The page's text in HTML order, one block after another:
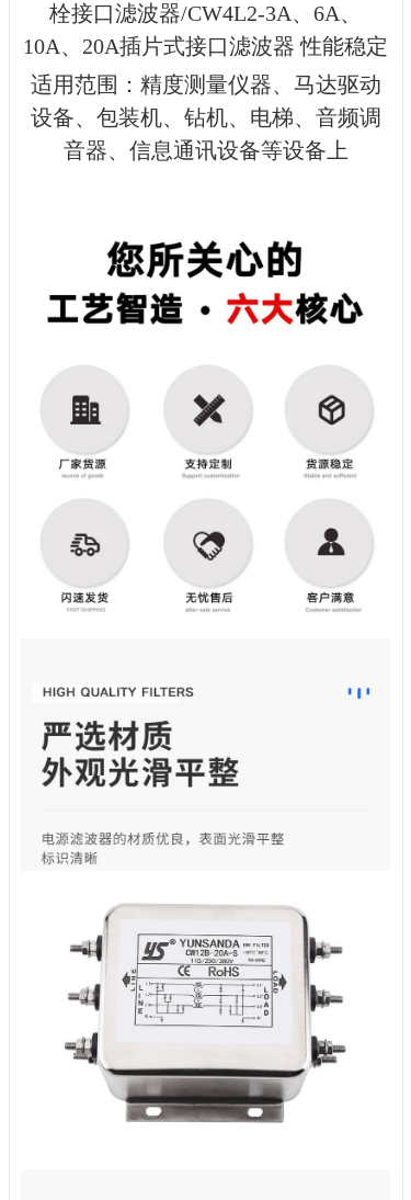
栓接口滤波器/CW4L2-3A、 6A、
10A、 20A插片式接口滤波器 性能稳定
适用范围：精度测量仪器、马达驱动
设备、包装机、钻机、电梯、音频调
音器、信息通讯设备等设备上